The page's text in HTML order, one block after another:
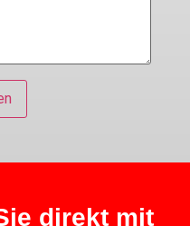
direkt mit